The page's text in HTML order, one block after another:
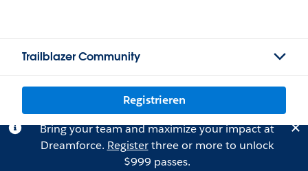
Trailblazer Community
Registrieren
Bring your team and maximize your impact at
Dreamforce. Registerthree or more to unlock
$999 passes.